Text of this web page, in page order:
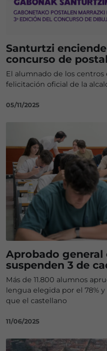
Santurtzi
concurso de
El alumnado de los centros
felicitación oficial de la
05/11/2025
Aprobado general
suspenden 3 de
Más de 11.800 alumnos
lengua elegida por el 78%
que el castellano
11/06/2025